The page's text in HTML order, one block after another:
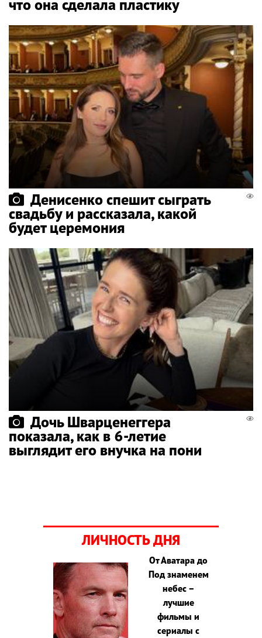
что она сделала пластику
Денисенко спешит сыграть
свадьбу и рассказала, какой
будет церемония
Дочь Шварценеггера
показала, как в 6-летие
выглядит его внучка на пони
ЛИЧНОСТЬ ДНЯ
От Аватара до
Под знаменем
небес –
лучшие
фильмы и
сериалы с